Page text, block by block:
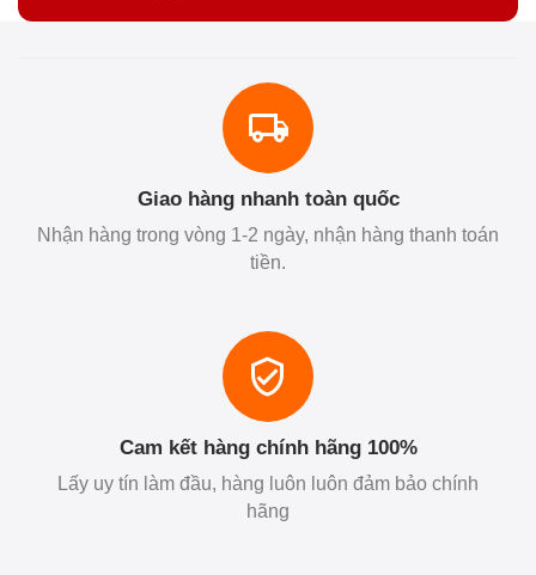
Giao hàng nhanh toàn quốc
Nhận hàng trong vòng 1-2 ngày, nhận hàng thanh toán
tiền.
Cam kết hàng chính hãng 100%
Lấy uy tín làm đầu, hàng luôn luôn đảm bảo chính
hãng